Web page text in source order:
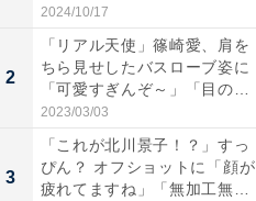
S...
2024/10/17
2
「リアル天使」篠崎愛、肩を
ちら見せしたバスローブ姿に
「可愛すぎんぞ～」「目の表
情...
2023/03/03
3
「これが北川景子！？」すっ
ぴん？ オフショットに「顔が
疲れてますね」「無加工無